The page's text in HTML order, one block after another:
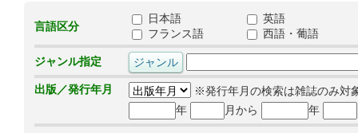
言語区分
日本語
英語
フランス語
西語・葡語
ジャンル指定
出版／発行年月
※発行年月の検索は雑誌のみ対
年
月から 年